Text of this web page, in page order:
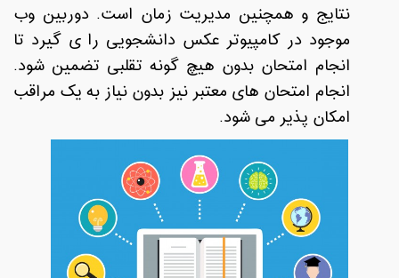
نتایج و همچنین مدیریت زمان است. دوربین وب
موجود در کامپیوتر عکس دانشجویی را ی گیرد تا
انجام امتحان بدون هیچ گونه تقلبی تضمین شود.
انجام امتحان های معتبر نیز بدون نیاز به یک مراقب
امکان پذیر می شود.